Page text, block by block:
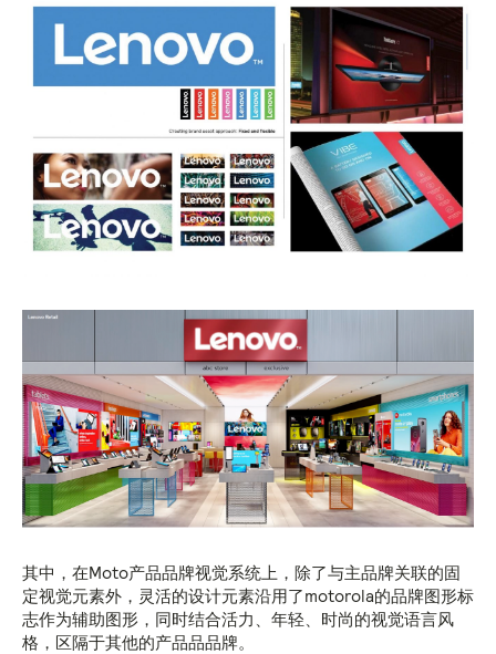
其中，在Moto产品品牌视觉系统上，除了与主品牌关联的固
定视觉元素外，灵活的设计元素沿用了motorola的品牌图形标
志作为辅助图形，同时结合活力、年轻、时尚的视觉语言风
格，区隔于其他的产品品品牌。